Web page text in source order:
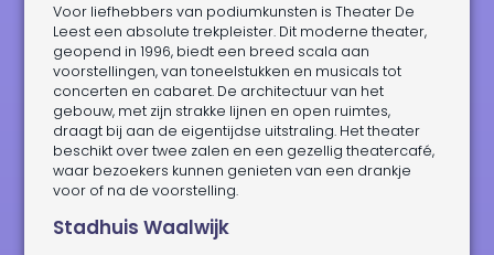
Voor liefhebbers van podiumkunsten is Theater De
Leest een absolute trekpleister. Dit moderne theater,
geopend in 1996, biedt een breed scala aan
voorstellingen, van toneelstukken en musicals tot
concerten en cabaret. De architectuur van het
gebouw, met zijn strakke lijnen en open ruimtes,
draagt bij aan de eigentijdse uitstraling. Het theater
beschikt over twee zalen en een gezellig theatercafé,
waar bezoekers kunnen genieten van een drankje
voor of na de voorstelling.
Stadhuis Waalwijk